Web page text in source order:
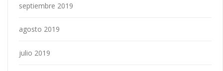
septiembre 2019
agosto 2019
julio 2019